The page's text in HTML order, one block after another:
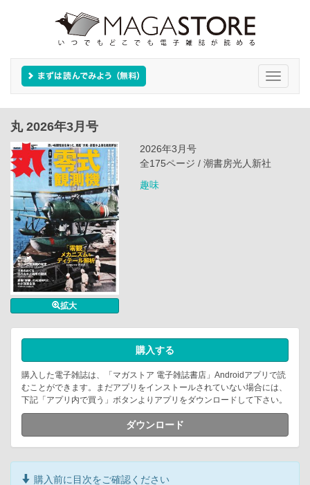
Toggle
丸 2026年3月号
拡大
2026年3月号
全175ページ / 潮書房光人新社
趣味
購入する
購入した電子雑誌は、「マガストア 電子雑誌書店」Androidアプリで読
むことができます。まだアプリをインストールされていない場合には、
下記「アプリ内で買う」ボタンよりアプリをダウンロードして下さい。
ダウンロード
購入前に目次をご確認ください